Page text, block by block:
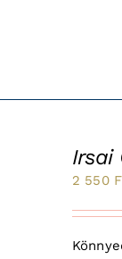
Irsai
2 550